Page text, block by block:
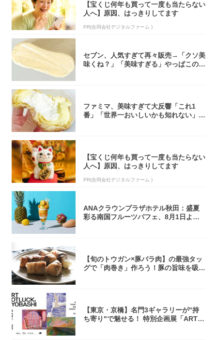
【宝くじ何年も買って一度も当たらない
人へ】原因、はっきりしてます
PR(合同会社デジタルファーム )
セブン、人気すぎて再々販売→「クソ美
味くね？」「美味すぎる」やっぱこのク
ファミマ、美味すぎて大反響「これ1
番」「世界一おいしいかも知れない」
【宝くじ何年も買って一度も当たらない
人へ】原因、はっきりしてます
PR(合同会社デジタルファーム )
ANAクラウンプラザホテル秋田：盛夏
彩る南国フルーツパフェ、8月1日より1
【旬のトウガン×豚バラ肉】の最強タッ
グで「肉巻き」作ろう！豚の旨味を吸い
【東京・京橋】名門3ギャラリーが"持
ち寄り"で魅せる！ 特別企画展「ART P